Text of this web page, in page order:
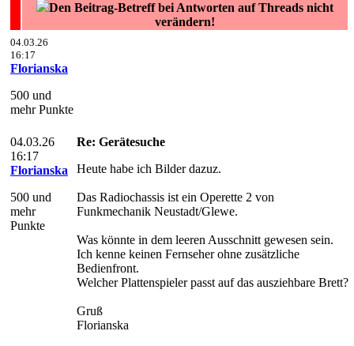
Den Beitrag-Betreff bei Antworten auf Threads nicht
verändern!
04.03.26
16:17
Florianska
500 und
mehr Punkte
04.03.26
16:17
Florianska
500 und
mehr
Punkte
Re: Gerätesuche
Heute habe ich Bilder dazuz.
Das Radiochassis ist ein Operette 2 von
Funkmechanik Neustadt/Glewe.
Was könnte in dem leeren Ausschnitt gewesen sein.
Ich kenne keinen Fernseher ohne zusätzliche
Bedienfront.
Welcher Plattenspieler passt auf das ausziehbare Brett?
Gruß
Florianska